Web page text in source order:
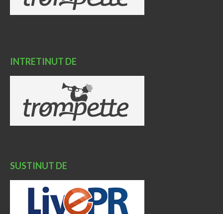
INTRETINUT DE
SUSTINUT DE